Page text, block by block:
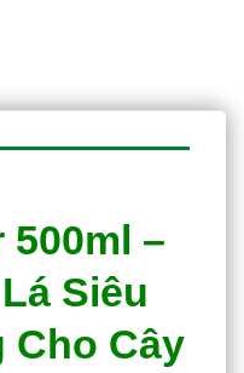
500ml –
Siêu
Cây